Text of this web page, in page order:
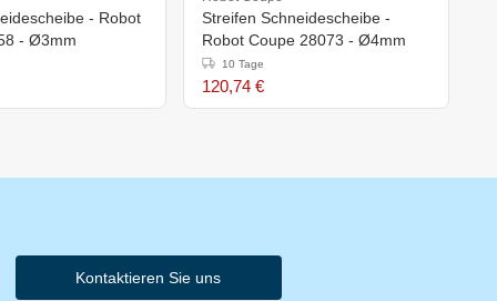
- Robot
- Ø3mm
Streifen Schneidescheibe -
Robot Coupe 28073 - Ø4mm
10 Tage
120,74 €
Kontaktieren Sie uns